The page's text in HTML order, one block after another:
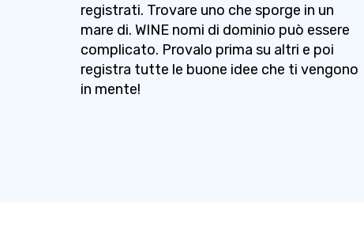
registrati. Trovare uno che sporge in un
mare di. WINE nomi di dominio può essere
complicato. Provalo prima su altri e poi
registra tutte le buone idee che ti vengono
in mente!